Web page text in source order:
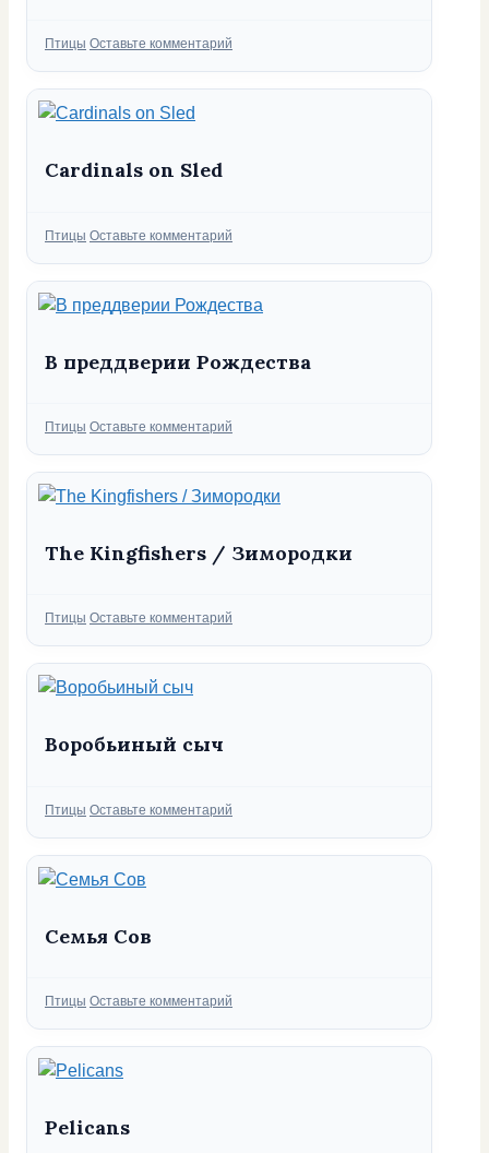
Рубрики
Птицы Оставьте комментарий
Cardinals on Sled
Рубрики
Птицы Оставьте комментарий
В преддверии Рождества
Рубрики
Птицы Оставьте комментарий
The Kingfishers / Зимородки
Рубрики
Птицы Оставьте комментарий
Воробьиный сыч
Рубрики
Птицы Оставьте комментарий
Семья Сов
Рубрики
Птицы Оставьте комментарий
Pelicans